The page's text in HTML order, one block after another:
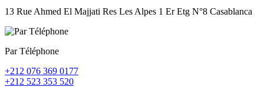
13 Rue Ahmed El Majjati Res Les Alpes 1 Er Etg N°8 Casablanca
Par Téléphone
+212 076 369 0177
+212 523 353 520